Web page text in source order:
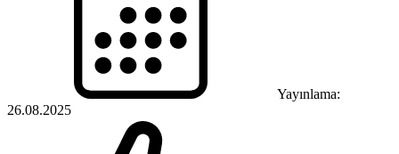
Yayınlama:
26.08.2025